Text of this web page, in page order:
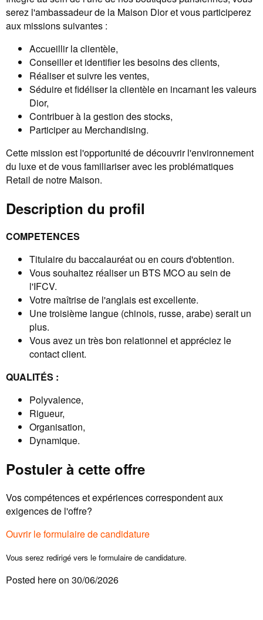
serez l'ambassadeur de la Maison Dior et vous participerez
aux missions suivantes :
Accueillir la clientèle,
Conseiller et identifier les besoins des clients,
Réaliser et suivre les ventes,
Séduire et fidéliser la clientèle en incarnant les valeurs
Dior,
Contribuer à la gestion des stocks,
Participer au Merchandising.
Cette mission est l'opportunité de découvrir l'environnement
du luxe et de vous familiariser avec les problématiques
Retail de notre Maison.
Description du profil
COMPETENCES
Titulaire du baccalauréat ou en cours d'obtention.
Vous souhaitez réaliser un BTS MCO au sein de
l'IFCV.
Votre maîtrise de l'anglais est excellente.
Une troisième langue (chinois, russe, arabe) serait un
plus.
Vous avez un très bon relationnel et appréciez le
contact client.
QUALITÉS :
Polyvalence,
Rigueur,
Organisation,
Dynamique.
Postuler à cette offre
Vos compétences et expériences correspondent aux
exigences de l'offre?
Ouvrir le formulaire de candidature
Vous serez redirigé vers le formulaire de candidature.
Posted here on 30/06/2026